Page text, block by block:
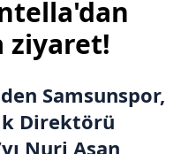
ziyaret!
Samsunspor,
Direktörü
Nuri Asan